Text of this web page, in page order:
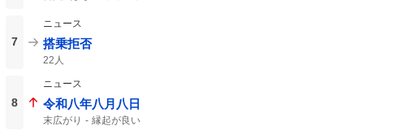
7
ニュース
搭乗拒否
22人
8
ニュース
令和八年八月八日
末広がり 縁起が良い